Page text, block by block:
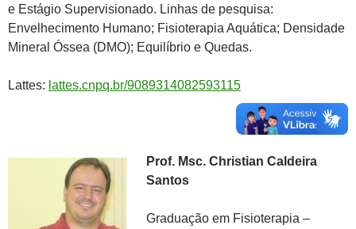
e Estágio Supervisionado. Linhas de pesquisa:
Envelhecimento Humano; Fisioterapia Aquática; Densidade
Mineral Óssea (DMO); Equilíbrio e Quedas.
Lattes: lattes.cnpq.br/9089314082593115
Prof. Msc. Christian Caldeira
Santos
Graduação em Fisioterapia –